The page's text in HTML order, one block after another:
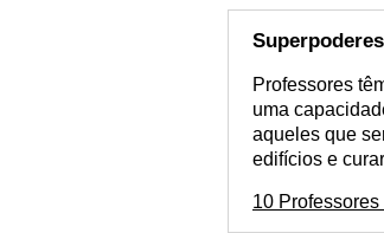
Superpoderes
Professores
uma
aqueles que
edifícios e
10